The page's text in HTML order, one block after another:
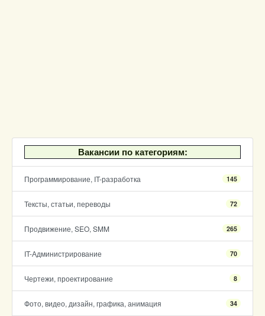
Вакансии по категориям:
Программирование, IT-разработка 145
Тексты, статьи, переводы 72
Продвижение, SEO, SMM 265
IT-Администрирование 70
Чертежи, проектирование 8
Фото, видео, дизайн, графика, анимация 34